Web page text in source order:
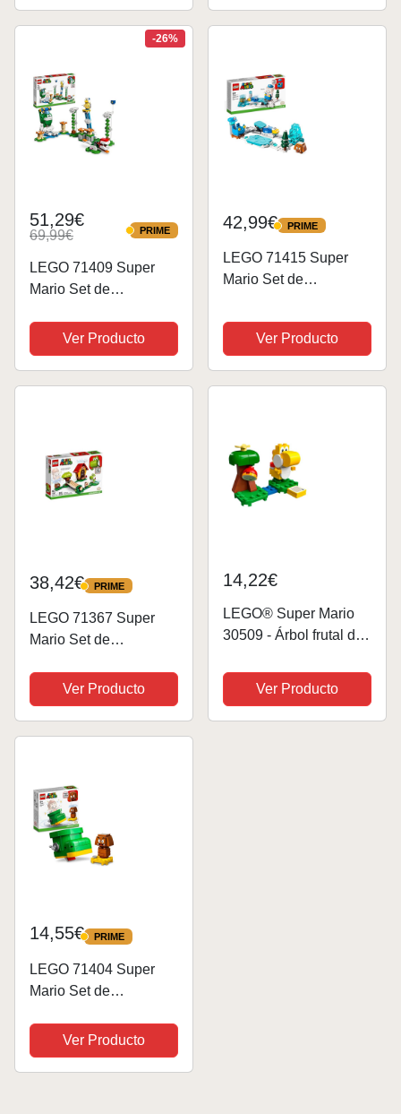
Nintendo, Figura de
Toad Amarillo, Regalo
-26%
51,29€
69,99€ PRIME
PRIME
LEGO 71409 Super
Mario Set de
Las Nubes del Gran
Spike, Juguete Mario
Bros de Construcción,
Ver Producto
42,99€ PRIME
PRIME
LEGO 71415 Super
Mario Set de
Mario de Hielo y
Mundo Helado,
Construcción con
Regalo...
Ver Producto
38,42€ PRIME
PRIME
LEGO 71367 Super
Mario Set de
Mario y Yoshi
Ver Producto
14,22€
LEGO® Super Mario
30509 - Árbol frutal de
Ver Producto
14,55€ PRIME
PRIME
LEGO 71404 Super
Mario Set de
Goomba, Juguete de
Construcción,
Combinar con Pack
Ver Producto